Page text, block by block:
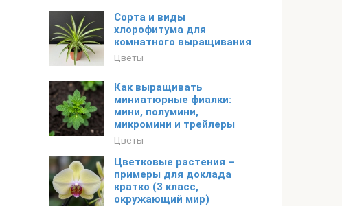
Сорта и виды
хлорофитума для
комнатного выращивания
Цветы
Как выращивать
миниатюрные фиалки:
мини, полумини,
микромини и трейлеры
Цветы
Цветковые растения –
примеры для доклада
кратко (3 класс,
окружающий мир)